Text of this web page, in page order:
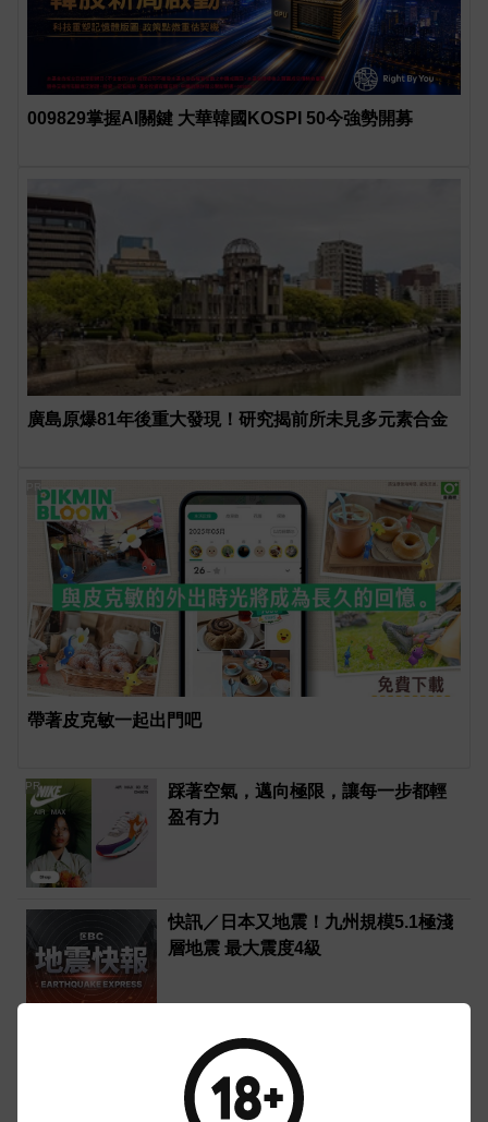
009829掌握AI關鍵 大華韓國KOSPI 50今強勢開募
廣島原爆81年後重大發現！研究揭前所未見多元素合金
帶著皮克敏一起出門吧
踩著空氣，邁向極限，讓每一步都輕
盈有力
PR
快訊／日本又地震！九州規模5.1極淺
層地震 最大震度4級
冬瓜變炸彈 抱瓜睡覺消暑半夜竟「炸
瓜」